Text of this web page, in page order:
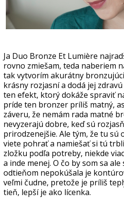
Ja Duo Bronze Et Lumière
rovno zmiešam, teda naberiem
tak vytvorím akurátny
krásny rozjasní a dodá jej
ten efekt, ktorý dokáže spraviť
príde ten bronzer príliš matný,
záveru, že nemám rada matné
nevyzerajú dobre, keď sú
prirodzenejšie. Ale tým, že tu sú
viete pohrať a namiešať si tú
zložku podľa potreby, niekde
a inde menej. O čo by som sa
odtieňom nepokúšala je
veľmi čudne, pretože je príliš
tieň, lepší je ako lícenka.